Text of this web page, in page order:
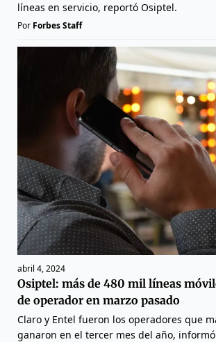
líneas en servicio, reportó Osiptel.
Por Forbes Staff
abril 4, 2024
Osiptel: más de 480 mil líneas
de operador en marzo pasado
Claro y Entel fueron los operadores que
ganaron en el tercer mes del año,